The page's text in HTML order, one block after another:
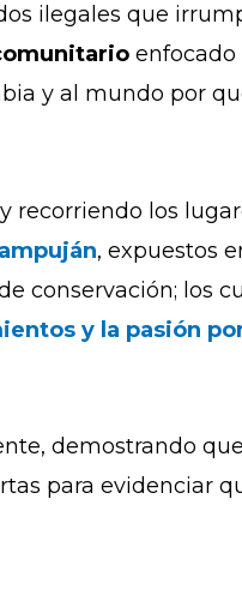
ilegales que
y al mundo por
recorriendo los
, expuestos
conservación; los
y la pasión
demostrando
para evidenciar